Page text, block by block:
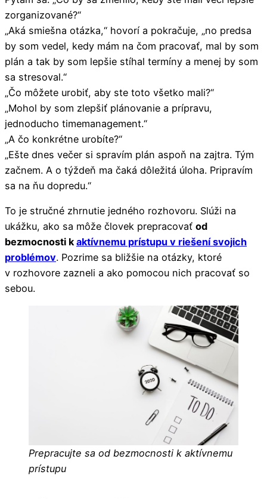
zorganizované?“
„Aká smiešna otázka,“ hovorí a pokračuje, „no predsa
by som vedel, kedy mám na čom pracovať, mal by som
plán a tak by som lepšie stíhal termíny a menej by som
sa stresoval.“
„Čo môžete urobiť, aby ste toto všetko mali?“
„Mohol by som zlepšiť plánovanie a prípravu,
jednoducho timemanagement.“
„A čo konkrétne urobíte?“
„Ešte dnes večer si spravím plán aspoň na zajtra. Tým
začnem. A o týždeň ma čaká dôležitá úloha. Pripravím
sa na ňu dopredu.“
To je stručné zhrnutie jedného rozhovoru. Slúži na
ukážku, ako sa môže človek prepracovať od
bezmocnosti kaktívnemu prístupu v riešení svojich
problémov. Pozrime sa bližšie na otázky, ktoré
v rozhovore zazneli a ako pomocou nich pracovať so
sebou.
Prepracujte sa od bezmocnosti k aktívnemu
prístupu